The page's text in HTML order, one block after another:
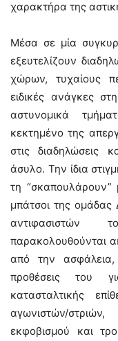
χαρακτήρα της
Μέσα σε μία
εξευτελίζουν
χώρων, τυχαίους
ειδικές ανάγκες
αστυνομικά
κεκτημένο της
στις διαδηλώσεις
άσυλο. Την ίδια
τη “σκαπουλάρουν”
μπάτσοι της
παρακολουθούνται
από την
προθέσεις του
κατασταλτικής
αγωνιστών/
εκφοβισμού και